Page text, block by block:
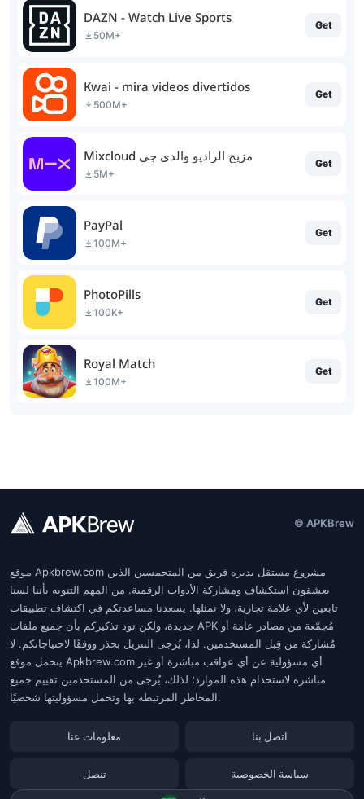
DAZN - Watch Live Sports
50M+
Get
Kwai - mira videos divertidos
500M+
Get
Mixcloud مزيج الراديو والدي جي
5M+
Get
PayPal
100M+
Get
PhotoPills
100K+
Get
Royal Match
100M+
Get
© APKBrew
موقع Apkbrew.com مشروع مستقل يديره فريق من المتحمسين الذين
يعشقون استكشاف ومشاركة الأدوات الرقمية. من المهم التنويه بأننا لسنا
تابعين لأي علامة تجارية، ولا نمثلها. يسعدنا مساعدتكم في اكتشاف تطبيقات
جديدة، ولكن نود تذكيركم بأن جميع ملفات APK مُجمّعة من مصادر عامة أو
مُشاركة من قِبل المستخدمين. لذا، يُرجى التنزيل بحذر ووفقًا لاحتياجاتكم. لا
يتحمل موقع Apkbrew.com أي مسؤولية عن أي عواقب مباشرة أو غير
مباشرة لاستخدام هذه الموارد؛ لذلك، يُرجى من المستخدمين تقييم جميع
المخاطر المرتبطة بها وتحمل مسؤوليتها شخصيًا.
معلومات عنا اتصل بنا
تنصل سياسة الخصوصية